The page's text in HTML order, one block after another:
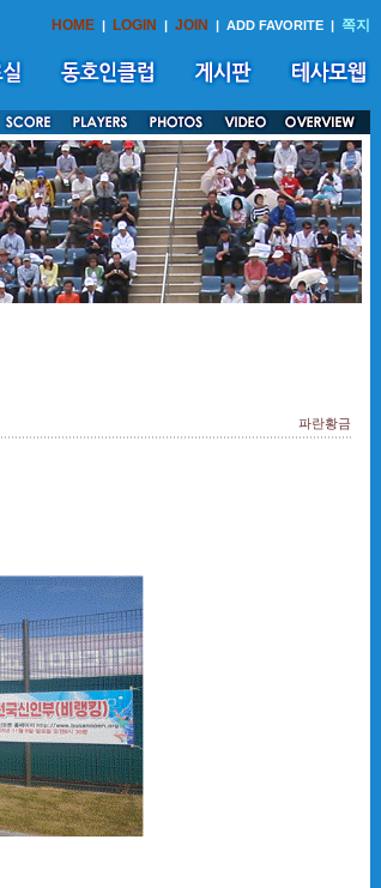
HOME | LOGIN | JOIN | ADD FAVORITE | 쪽지
파란황금